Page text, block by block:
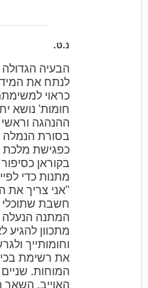
נ.ט.
הבעיה
לנתח את
כראוי
חומות' נושא
ההנהגה
בסורת הנמלה
כפגישת
בקוראן
מתנות כדי
"אני צריך את
חשבת שתוכלי
המתנה הנעלה
מתכוון
וחומותייך
את רשימת
המוחות.
האוייב, השאר